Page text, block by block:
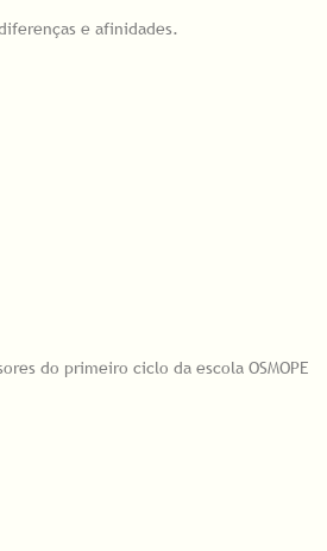
e afinidades.
do primeiro ciclo da escola OSMOPE